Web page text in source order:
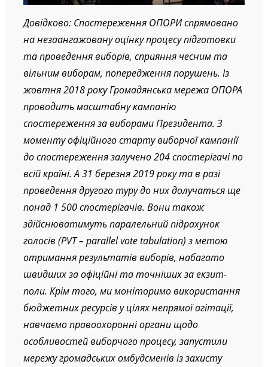
Довідково: Спостереження ОПОРИ спрямовано
на незаангажовану оцінку процесу підготовки
та проведення виборів, сприяння чесним та
вільним виборам, попередження порушень. Із
жовтня 2018 року Громадянська мережа ОПОРА
проводить масштабну кампанію
спостереження за виборами Президента. З
моменту офіційного старту виборчої кампанії
до спостереження залучено 204 спостерігачі по
всій країні. А 31 березня 2019 року та в разі
проведення другого туру до них долучаться ще
понад 1 500 спостерігачів. Вони також
здійснюватимуть паралельний підрахунок
голосів (PVT – parallel vote tabulation) з метою
отримання результатів виборів, набагато
швидших за офіційні та точніших за екзит-
поли. Крім того, ми моніторимо використання
бюджетних ресурсів у цілях непрямої агітації,
навчаємо правоохоронні органи щодо
особливостей виборчого процесу, запустили
мережу громадських омбудсменів із захисту